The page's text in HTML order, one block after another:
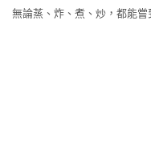
無論蒸、炸、煮、炒，都能嘗